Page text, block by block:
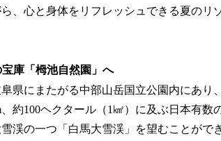
、心と身体をリフレッシュできる夏のリ
庫「栂池自然園」へ
県にまたがる中部山岳国立公園内にあり
約100ヘクタール（1㎢）に及ぶ日本有数
渓の一つ「白馬大雪渓」を望むことがで